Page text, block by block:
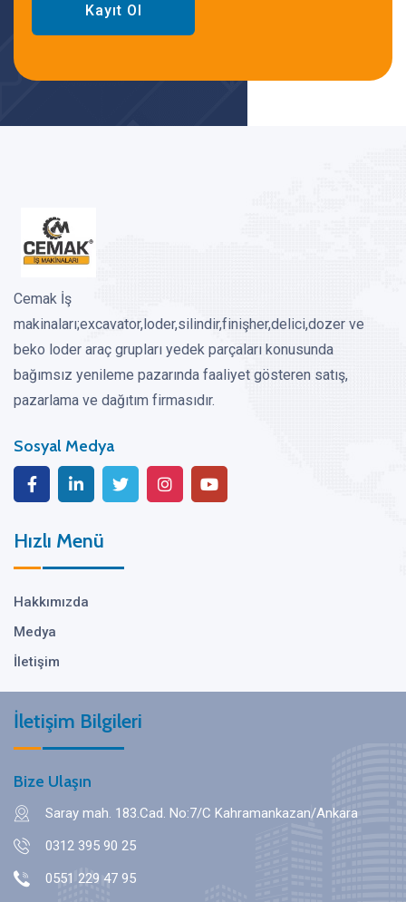
Kayıt Ol
Cemak İş
makinaları;excavator,loder,silindir,finişher,delici,dozer ve
beko loder araç grupları yedek parçaları konusunda
bağımsız yenileme pazarında faaliyet gösteren satış,
pazarlama ve dağıtım firmasıdır.
Sosyal Medya
Hızlı Menü
Hakkımızda
Medya
İletişim
İletişim Bilgileri
Bize Ulaşın
Saray mah. 183.Cad. No:7/C Kahramankazan/Ankara
0312 395 90 25
0551 229 47 95